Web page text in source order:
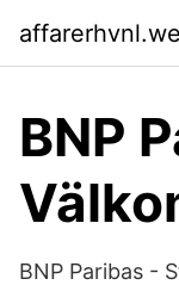
BNP
BNP Paribas -